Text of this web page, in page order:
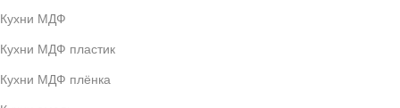
Кухни МДФ
Кухни МДФ пластик
Кухни МДФ плёнка